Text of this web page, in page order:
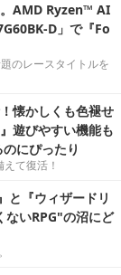
AMD Ryzen™ AI
D」で『Fo
のレースタイトルを
懐かしくも色褪せ
遊びやすい機能も
にぴったり
て復活！
と『ウィザードリ
ないRPG"の沼にど